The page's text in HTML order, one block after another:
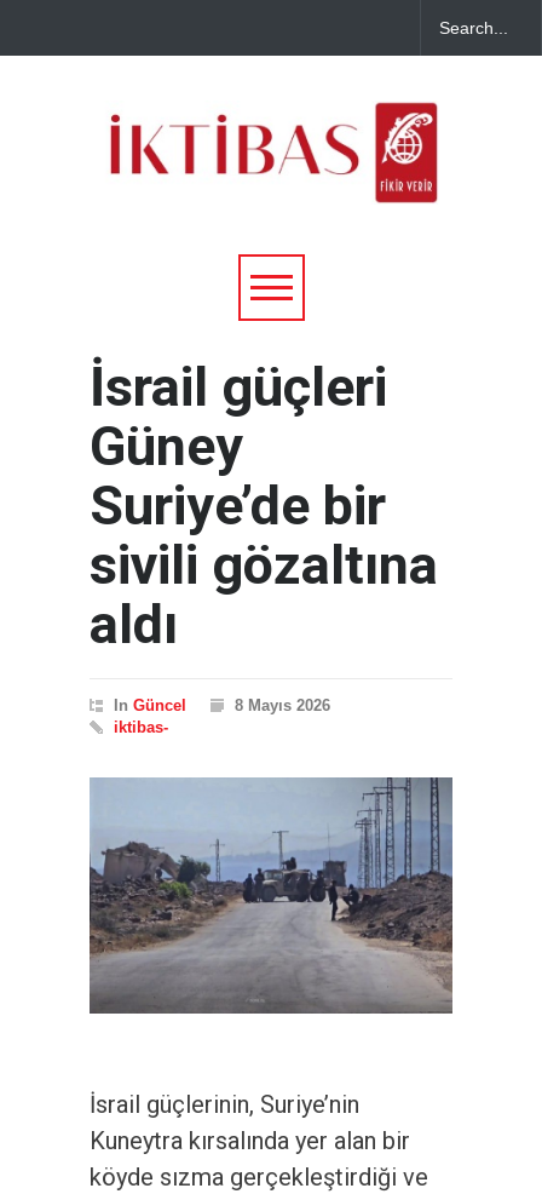
İsrail güçleri
Güney
Suriye’de bir
sivili gözaltına
aldı
In Güncel
8 Mayıs 2026
iktibas-
İsrail güçlerinin, Suriye’nin
Kuneytra kırsalında yer alan bir
köyde sızma gerçekleştirdiği ve